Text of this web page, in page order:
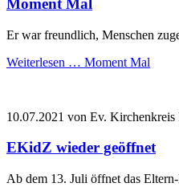
Moment Mal
Er war freundlich, Menschen
Weiterlesen … Moment Mal
10.07.2021 von Ev. Kirchenkreis
EKidZ wieder geöffnet
Ab dem 13. Juli öffnet das